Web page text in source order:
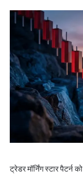
ट्रेडर मॉर्निंग स्टार